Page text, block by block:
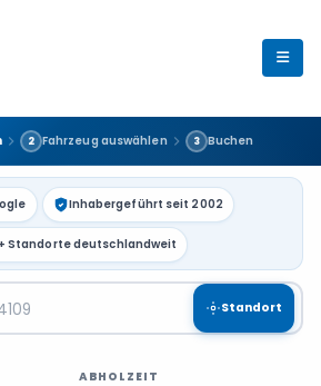
2 Fahrzeug auswählen 3 Buchen
Inhabergeführt seit 2002
Standorte deutschlandweit
Standort
ABHOLZEIT